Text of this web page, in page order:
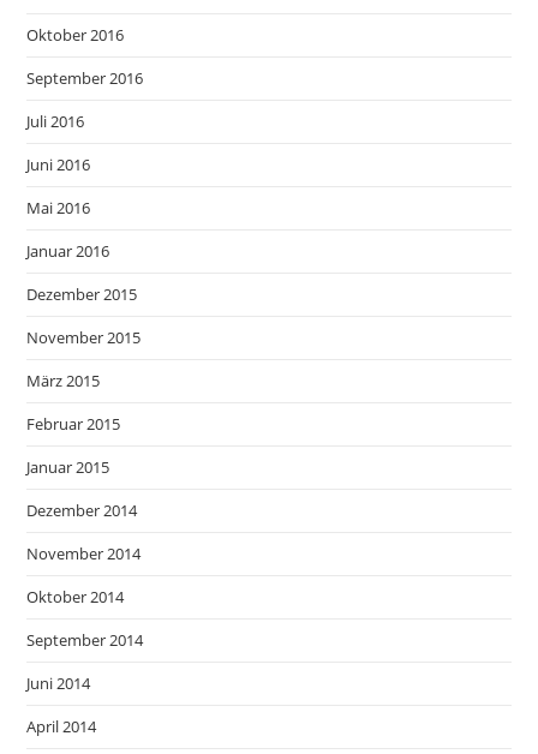
Oktober 2016
September 2016
Juli 2016
Juni 2016
Mai 2016
Januar 2016
Dezember 2015
November 2015
März 2015
Februar 2015
Januar 2015
Dezember 2014
November 2014
Oktober 2014
September 2014
Juni 2014
April 2014